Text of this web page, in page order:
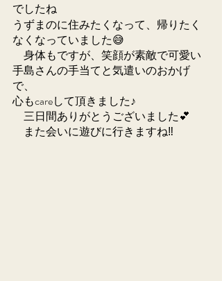
でしたね
うずまのに住みたくなって、帰りたく
なくなっていました😅
身体もですが、笑顔が素敵で可愛い
手島さんの手当てと気遣いのおかげ
で、
心もcareして頂きました♪
三日間ありがとうございました💕
また会いに遊びに行きますね‼️